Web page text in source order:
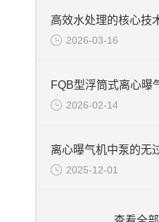
高效水处理的核心技
2026-03-16
2026-02-14
2025-12-01